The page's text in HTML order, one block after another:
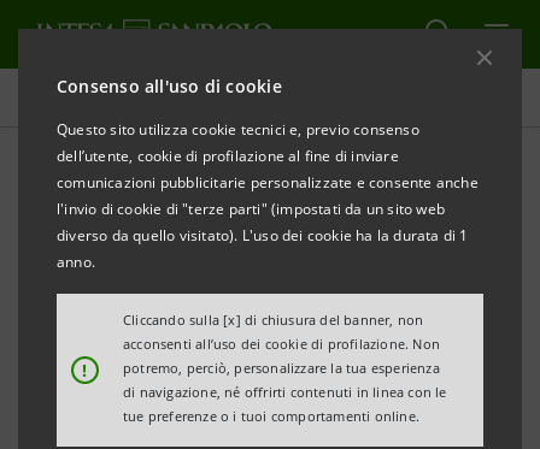
Consenso all'uso di cookie
Questo sito utilizza cookie tecnici e, previo consenso
dell’utente, cookie di profilazione al fine di inviare
comunicazioni pubblicitarie personalizzate e consente anche
l'invio di cookie di "terze parti" (impostati da un sito web
diverso da quello visitato). L'uso dei cookie ha la durata di 1
anno.
!
Cliccando sulla [x] di chiusura del banner, non
acconsenti all’uso dei cookie di profilazione. Non
potremo, perciò, personalizzare la tua esperienza
di navigazione, né offrirti contenuti in linea con le
tue preferenze o i tuoi comportamenti online.
Comunicati stampa
STAMPA AGGIORNA
INTESA SANPAOLO: PERFEZIONATA LA CESSIONE DI
84 SPORTELLI A GRUPPO CREDITO VALTELLINESE,
BANCA POPOLARE ALTO ADIGE E BANCA POPOLARE
DI BARI
Torino, Milano, 21 febbraio 2008– In data odierna,
ottenute le necessarie autorizzazioni, sono state
perfezionate - con efficacia 25 febbraio 2008 - le